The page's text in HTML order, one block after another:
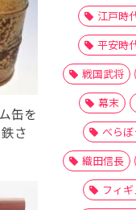
缶を
さ
江戸時
平安時
戦国武将
幕末
べらぼ
織田信長
フィ